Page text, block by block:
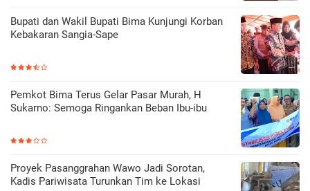
Bupati dan Wakil Bupati Bima Kunjungi Korban
Kebakaran Sangia-Sape
Pemkot Bima Terus Gelar Pasar Murah, H
Sukarno: Semoga Ringankan Beban Ibu-ibu
Proyek Pasanggrahan Wawo Jadi Sorotan,
Kadis Pariwisata Turunkan Tim ke Lokasi